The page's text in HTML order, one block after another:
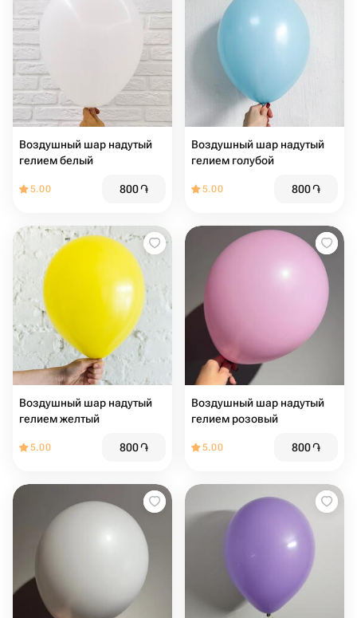
Воздушный шар надутый
гелием белый
5.00 800֏
Воздушный шар надутый
гелием голубой
5.00 800֏
Воздушный шар надутый
гелием желтый
5.00 800֏
Воздушный шар надутый
гелием розовый
5.00 800֏